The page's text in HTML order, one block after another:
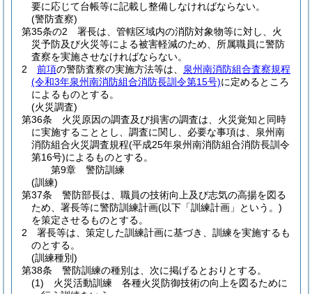
要に応じて台帳等に記載し整備しなければならない。
(警防査察)
第35条の2
署長は、管轄区域内の消防対象物等に対し、火
災予防及び火災等による被害軽減のため、所属職員に警防
査察を実施させなければならない。
2
前項の警防査察の実施方法等は、 泉州南消防組合査察規程
(令和3年泉州南消防組合消防長訓令第15号)に定めるところ
によるものとする。
(火災調査)
第36条
火災原因の調査及び損害の調査は、火災覚知と同時
に実施することとし、調査に関し、必要な事項は、泉州南
消防組合火災調査規程(平成25年泉州南消防組合消防長訓令
第16号)によるものとする。
第9章
警防訓練
(訓練)
第37条
警防部長は、職員の技術向上及び志気の高揚を図る
ため、署長等に警防訓練計画(以下「訓練計画」という。)
を策定させるものとする。
2
署長等は、策定した訓練計画に基づき、訓練を実施するも
のとする。
(訓練種別)
第38条
警防訓練の種別は、次に掲げるとおりとする。
(1)
火災活動訓練 各種火災防御技術の向上を図るために